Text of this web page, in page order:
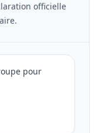
officielle
pour